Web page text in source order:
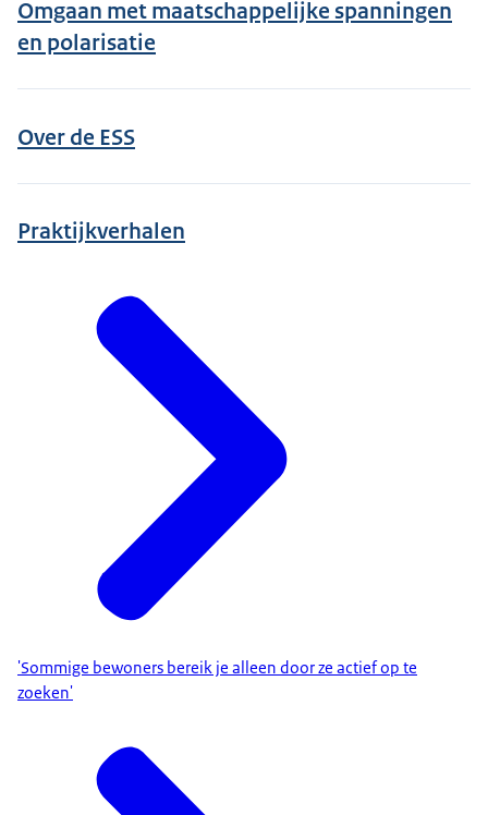
Omgaan met maatschappelijke spanningen
en polarisatie
Over de ESS
Praktijkverhalen
'Sommige bewoners bereik je alleen door ze actief op te
zoeken'